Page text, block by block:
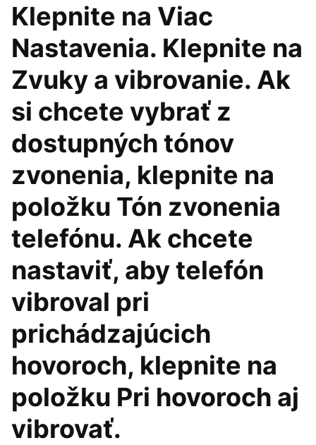
Klepnite na Viac
Nastavenia. Klepnite na
Zvuky a vibrovanie. Ak
si chcete vybrať z
dostupných tónov
zvonenia, klepnite na
položku Tón zvonenia
telefónu. Ak chcete
nastaviť, aby telefón
vibroval pri
prichádzajúcich
hovoroch, klepnite na
položku Pri hovoroch aj
vibrovať.